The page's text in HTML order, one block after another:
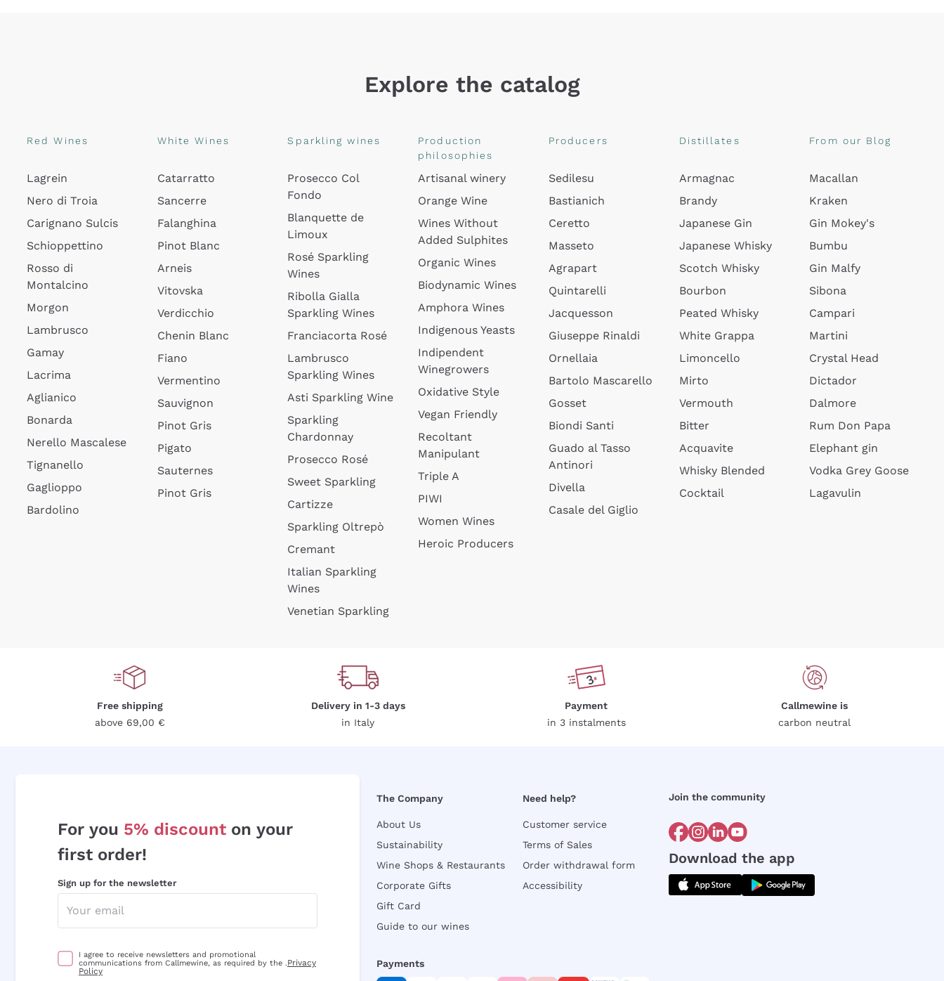
Explore the catalog
Red Wines
Lagrein
Nero di Troia
Carignano Sulcis
Schioppettino
Rosso di
Montalcino
Morgon
Lambrusco
Gamay
Lacrima
Aglianico
Bonarda
Nerello Mascalese
Tignanello
Gaglioppo
Bardolino
White Wines
Catarratto
Sancerre
Falanghina
Pinot Blanc
Arneis
Vitovska
Verdicchio
Chenin Blanc
Fiano
Vermentino
Sauvignon
Pinot Gris
Pigato
Sauternes
Pinot Gris
Sparkling wines
Prosecco Col
Fondo
Blanquette de
Limoux
Rosé Sparkling
Wines
Ribolla Gialla
Sparkling Wines
Franciacorta Rosé
Lambrusco
Sparkling Wines
Asti Sparkling Wine
Sparkling
Chardonnay
Prosecco Rosé
Sweet Sparkling
Cartizze
Sparkling Oltrepò
Cremant
Italian Sparkling
Wines
Venetian Sparkling
Production
philosophies
Artisanal winery
Orange Wine
Wines Without
Added Sulphites
Organic Wines
Biodynamic Wines
Amphora Wines
Indigenous Yeasts
Indipendent
Winegrowers
Oxidative Style
Vegan Friendly
Recoltant
Manipulant
Triple A
PIWI
Women Wines
Heroic Producers
Producers
Sedilesu
Bastianich
Ceretto
Masseto
Agrapart
Quintarelli
Jacquesson
Giuseppe Rinaldi
Ornellaia
Bartolo Mascarello
Gosset
Biondi Santi
Guado al Tasso
Antinori
Divella
Casale del Giglio
Distillates
Armagnac
Brandy
Japanese Gin
Japanese Whisky
Scotch Whisky
Bourbon
Peated Whisky
White Grappa
Limoncello
Mirto
Vermouth
Bitter
Acquavite
Whisky Blended
Cocktail
From our Blog
Macallan
Kraken
Gin Mokey's
Bumbu
Gin Malfy
Sibona
Campari
Martini
Crystal Head
Dictador
Dalmore
Rum Don Papa
Elephant gin
Vodka Grey Goose
Lagavulin
Free shipping
above 69,00 €
Delivery in 1-3 days
in Italy
Payment
in 3 instalments
Callmewine is
carbon neutral
For you 5% discount on your
first order!
Sign up for the newsletter
I agree to receive newsletters and promotional
communications from Callmewine, as required by the .Privacy
Policy
The Company
About Us
Sustainability
Wine Shops & Restaurants
Corporate Gifts
Gift Card
Guide to our wines
Need help?
Customer service
Terms of Sales
Order withdrawal form
Accessibility
Join the community
Download the app
Payments